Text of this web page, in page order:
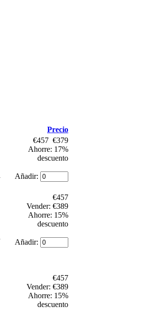
Precio
€457 €379
Ahorre: 17%
descuento
Añadir:
€457
Vender: €389
Ahorre: 15%
descuento
Añadir:
€457
Vender: €389
Ahorre: 15%
descuento